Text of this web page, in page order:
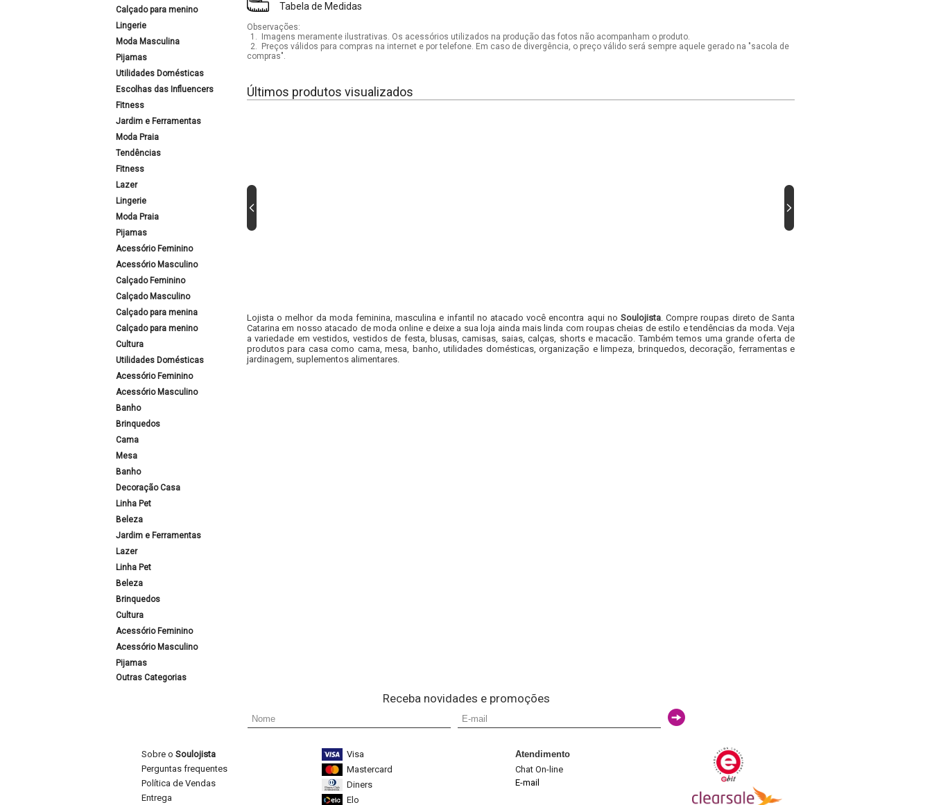
Calçado para menino
Lingerie
Moda Masculina
Pijamas
Utilidades Domésticas
Escolhas das Influencers
Fitness
Jardim e Ferramentas
Moda Praia
Tendências
Fitness
Lazer
Lingerie
Moda Praia
Pijamas
Acessório Feminino
Acessório Masculino
Calçado Feminino
Calçado Masculino
Calçado para menina
Calçado para menino
Cultura
Utilidades Domésticas
Acessório Feminino
Acessório Masculino
Banho
Brinquedos
Cama
Mesa
Banho
Decoração Casa
Linha Pet
Beleza
Jardim e Ferramentas
Lazer
Linha Pet
Beleza
Brinquedos
Cultura
Acessório Feminino
Acessório Masculino
Pijamas
Outras Categorias
Tabela de Medidas
Observações:
1.
Imagens meramente ilustrativas. Os acessórios utilizados na produção das fotos não acompanham o produto.
2.
Preços válidos para compras na internet e por telefone. Em caso de divergência, o preço válido será sempre aquele gerado na "sacola de
compras".
Últimos produtos visualizados
Lojista o melhor da moda feminina, masculina e infantil no atacado você encontra aqui no Soulojista. Compre roupas direto de Santa
Catarina em nosso atacado de moda online e deixe a sua loja ainda mais linda com roupas cheias de estilo e tendências da moda. Veja
a variedade em vestidos, vestidos de festa, blusas, camisas, saias, calças, shorts e macacão. Também temos uma grande oferta de
produtos para casa como cama, mesa, banho, utilidades domésticas, organização e limpeza, brinquedos, decoração, ferramentas e
jardinagem, suplementos alimentares.
Receba novidades e promoções
Sobre o Soulojista
Perguntas frequentes
Política de Vendas
Entrega
Visa
Mastercard
Diners
Elo
Atendimento
Chat On-line
E-mail